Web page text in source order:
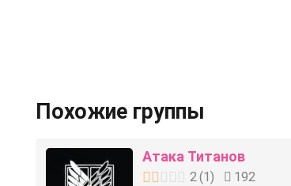
Похожие группы
Атака Титанов
2(1 )
192